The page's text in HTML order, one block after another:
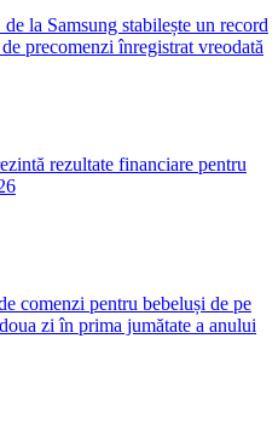
la Samsung stabilește un record
precomenzi înregistrat vreodată
rezultate financiare pentru
comenzi pentru bebeluși de pe
zi în prima jumătate a anului